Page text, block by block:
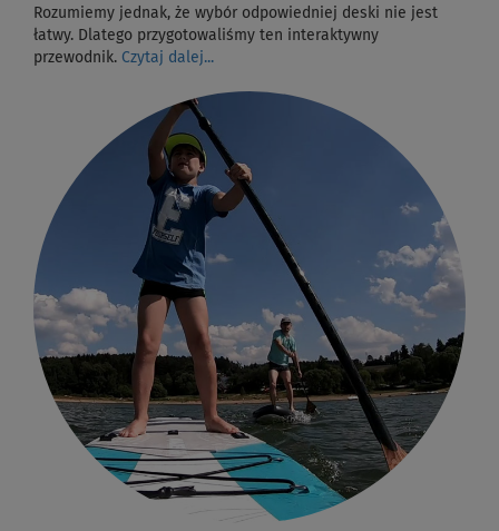
Rozumiemy jednak, że wybór odpowiedniej deski nie jest
łatwy. Dlatego przygotowaliśmy ten interaktywny
przewodnik. Czytaj dalej...